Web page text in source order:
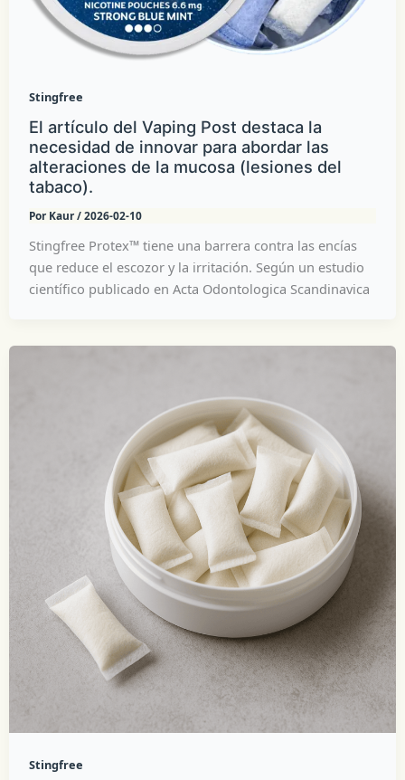
Stingfree
El artículo del Vaping Post destaca la
necesidad de innovar para abordar las
alteraciones de la mucosa (lesiones del
tabaco).
Por Kaur/2026-02-10
Stingfree Protex™ tiene una barrera contra las encías
que reduce el escozor y la irritación. Según un estudio
científico publicado en Acta Odontologica Scandinavica
Stingfree